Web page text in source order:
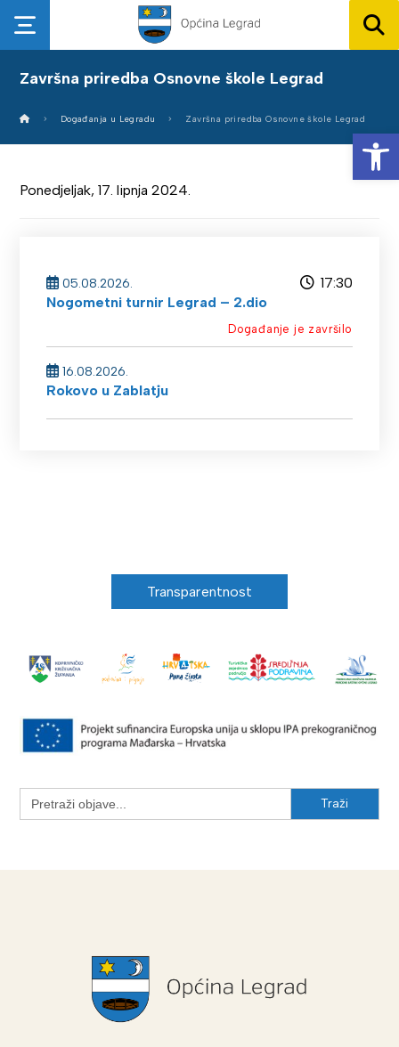
Završna priredba Osnovne škole Legrad
Događanja u Legradu Završna priredba Osnovne škole Legrad
Ponedjeljak, 17. lipnja 2024.
05.08.2026.
17:30
Nogometni turnir Legrad – 2.dio
Događanje je završilo
16.08.2026.
Rokovo u Zablatju
Transparentnost
Search
for: